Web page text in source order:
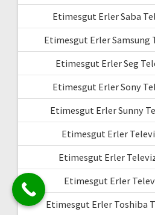
Etimesgut Erler Saba
Etimesgut Erler Samsung
Etimesgut Erler Seg
Etimesgut Erler Sony
Etimesgut Erler Sunny
Etimesgut Erler
Etimesgut Erler
Etimesgut Erler
Etimesgut Erler Toshiba